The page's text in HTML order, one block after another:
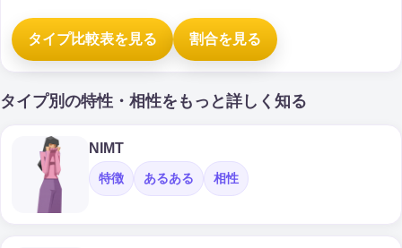
タイプ比較表を見る 割合を見る
タイプ別の特性・相性をもっと詳しく知る
NIMT
特徴 あるある 相性